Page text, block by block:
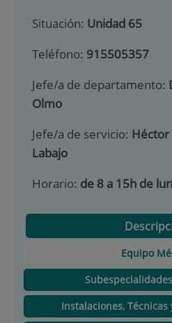
Situación: Unidad 65
Teléfono: 915505357
Jefe/a de departamento:
Olmo
Jefe/a de servicio: Héctor
Labajo
Horario: de 8 a 15h de
Equipo
Instalaciones,